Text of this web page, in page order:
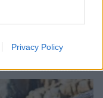
Privacy Policy